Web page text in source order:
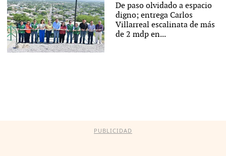
De paso olvidado a espacio
digno; entrega Carlos
Villarreal escalinata de más
de 2 mdp en...
PUBLICIDAD